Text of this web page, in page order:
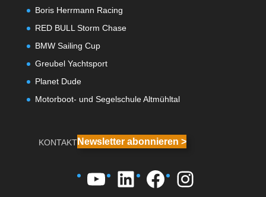
Boris Herrmann Racing
RED BULL Storm Chase
BMW Sailing Cup
Greubel Yachtsport
Planet Dude
Motorboot- und Segelschule Altmühltal
KONTAKTNewsletter abonnieren >
YouTube
LinkedIn
Facebook